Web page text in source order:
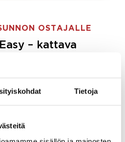
Tietoja
OSTAJALLE
– kattava
ja etsimme juuri